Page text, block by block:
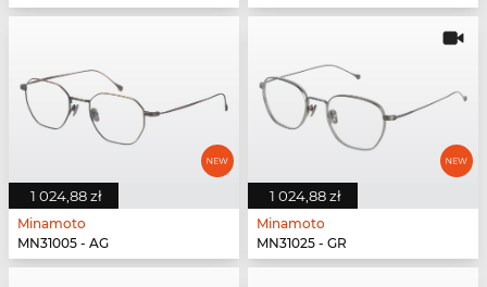
1 024,88 zł
Minamoto
MN31005 - AG
1 024,88 zł
Minamoto
MN31025 - GR